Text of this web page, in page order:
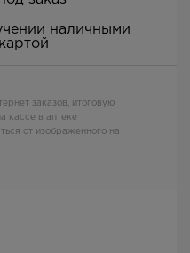
наличными
заказов, итоговую
кассе в аптеке
от изображенного на